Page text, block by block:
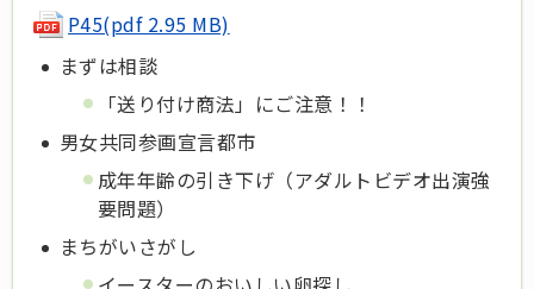
P45(pdf 2.95 MB)
まずは相談
「送り付け商法」にご注意！！
男女共同参画宣言都市
成年年齢の引き下げ（アダルトビデオ出演強
要問題）
まちがいさがし